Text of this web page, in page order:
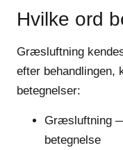
Hvilke ord
Græsluftning
efter behandlingen,
betegnelser:
Græsluftning
betegnelse